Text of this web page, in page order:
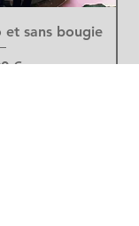
sans bougie
€